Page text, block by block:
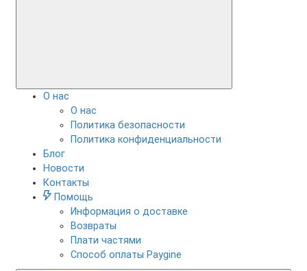
О нас
О нас
Политика безопасности
Политика конфиденциальности
Блог
Новости
Контакты
Помощь
Информация о доставке
Возвраты
Плати частями
Способ оплаты Paygine